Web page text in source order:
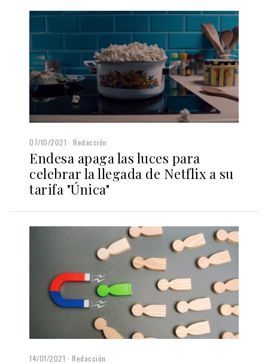
07/10/2021 Redacción
Endesa apaga las luces para
celebrar la llegada de Netflix a su
tarifa "Única"
14/01/2021 Redacción